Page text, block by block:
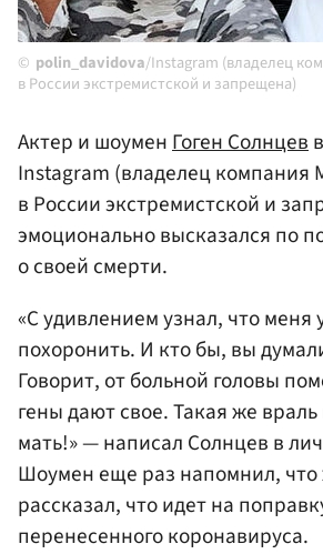
polin_davidova/Instagram (владелец
в России экстремистской и запрещена)
Актер и шоуменГоген Солнцев
Instagram (владелец компания
в России экстремистской и
эмоционально высказался по
о своей смерти.
«С удивлением узнал, что меня
похоронить. И кто бы, вы
Говорит, от больной головы
гены дают свое. Такая же
мать!» — написал Солнцев в
Шоумен еще раз напомнил, что
рассказал, что идет на
перенесенного коронавируса.